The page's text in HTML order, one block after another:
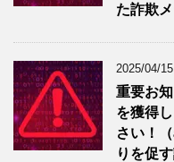
た詐欺
2025/04/15
重要お
を獲得
さい！
りを促